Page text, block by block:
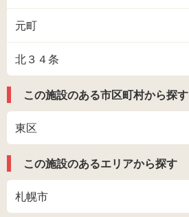
元町
北３４条
この施設のある市区町村から探す
東区
この施設のあるエリアから探す
札幌市